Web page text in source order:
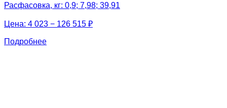
Расфасовка, кг: 0,9; 7,98; 39,91
Цена: 4 023 − 126 515 ₽
Подробнее